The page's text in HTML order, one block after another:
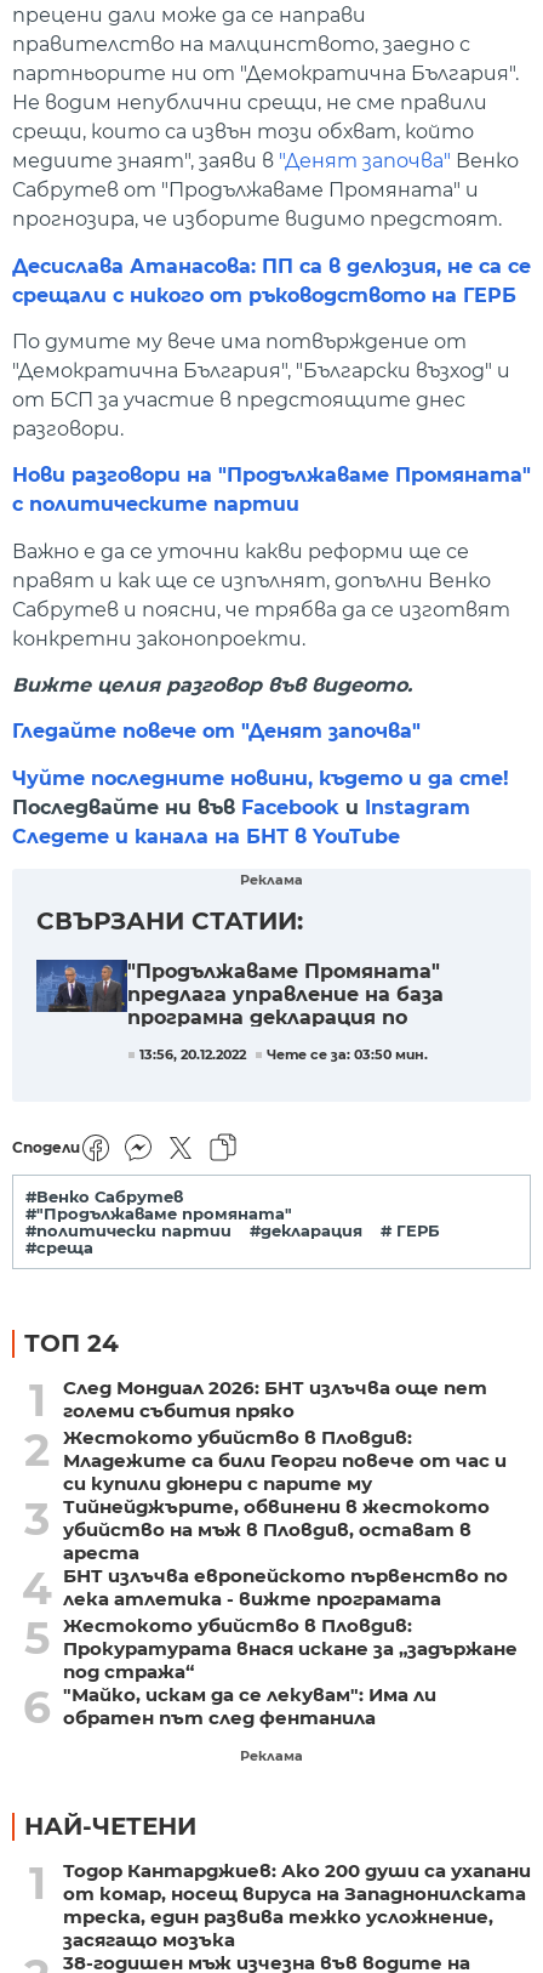
прецени дали може да се направи
правителство на малцинството, заедно с
партньорите ни от "Демократична България".
Не водим непублични срещи, не сме правили
срещи, които са извън този обхват, който
медиите знаят", заяви в "Денят започва" Венко
Сабрутев от "Продължаваме Промяната" и
прогнозира, че изборите видимо предстоят.
Десислава Атанасова: ПП са в делюзия, не са се
срещали с никого от ръководството на ГЕРБ
По думите му вече има потвърждение от
"Демократична България", "Български възход" и
от БСП за участие в предстоящите днес
разговори.
Нови разговори на "Продължаваме Промяната"
с политическите партии
Важно е да се уточни какви реформи ще се
правят и как ще се изпълнят, допълни Венко
Сабрутев и поясни, че трябва да се изготвят
конкретни законопроекти.
Вижте целия разговор във видеото.
Гледайте повече от "Денят започва"
Чуйте последните новини, където и да сте!
Последвайте ни във Facebook и Instagram
Следете и канала на БНТ в YouTube
Реклама
СВЪРЗАНИ СТАТИИ:
"Продължаваме Промяната"
предлага управление на база
програмна декларация по
13:56, 20.12.2022 Чете се за: 03:50 мин.
Сподели
#Венко Сабрутев
#"Продължаваме промяната"
#политически партии
#декларация
# ГЕРБ
#среща
ТОП 24
1
След Мондиал 2026: БНТ излъчва още пет
големи събития пряко
2
Жестокото убийство в Пловдив:
Младежите са били Георги повече от час и
си купили дюнери с парите му
3
Тийнейджърите, обвинени в жестокото
убийство на мъж в Пловдив, остават в
ареста
4 БНТ излъчва европейското първенство по
лека атлетика - вижте програмата
5 Жестокото убийство в Пловдив:
Прокуратурата внася искане за „задържане
под стража“
6 "Майко, искам да се лекувам": Има ли
обратен път след фентанила
Реклама
НАЙ-ЧЕТЕНИ
1
Тодор Кантарджиев: Ако 200 души са ухапани
от комар, носещ вируса на Западнонилската
треска, един развива тежко усложнение,
засягащо мозъка
38-годишен мъж изчезна във водите на